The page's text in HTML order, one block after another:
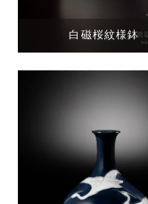
白磁桜紋様鉢